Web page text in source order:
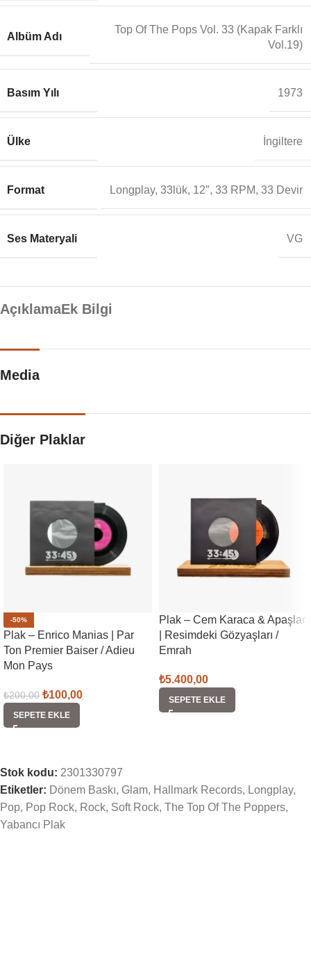
Albüm Adı
Top Of The Pops Vol. 33 (Kapak Farklı
Vol.19)
Basım Yılı 1973
Ülke İngiltere
Format Longplay, 33lük, 12″, 33 RPM, 33 Devir
Ses Materyali VG
AçıklamaEk Bilgi
Media
Diğer Plaklar
-50%
Plak – Enrico Manias | Par
Ton Premier Baiser / Adieu
Mon Pays
₺200,00 ₺100,00
SEPETE EKLE
Plak – Cem Karaca & Apaşlar
| Resimdeki Gözyaşları /
Emrah
₺5.400,00
SEPETE EKLE
Stok kodu: 2301330797
Etiketler: Dönem Baskı, Glam, Hallmark Records, Longplay,
Pop, Pop Rock, Rock, Soft Rock, The Top Of The Poppers,
Yabancı Plak